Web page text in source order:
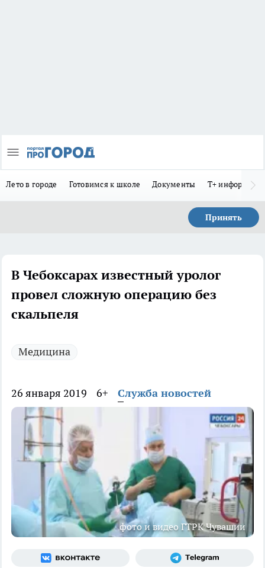
Лето в городе Готовимся к школе Документы Т+
Принять
В Чебоксарах известный уролог
провел сложную операцию без
скальпеля
Медицина
26 января 2019 6+ Служба новостей
фото и видео ГТРК Чувашии